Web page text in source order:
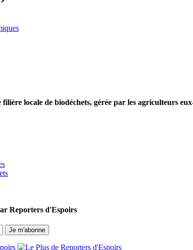
locale de biodéchets, gérée par les agriculteurs
Reporters d'Espoirs